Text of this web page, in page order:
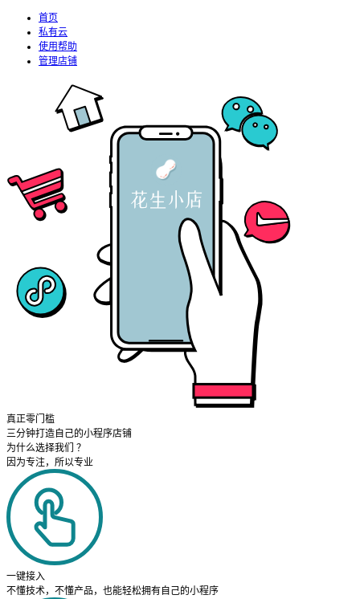
首页
私有云
使用帮助
管理店铺
真正零门槛
三分钟打造自己的小程序店铺
为什么选择我们 ？
因为专注，所以专业
一键接入
不懂技术，不懂产品，也能轻松拥有自己的小程序